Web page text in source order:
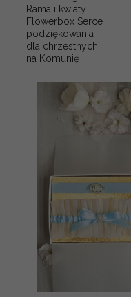
Rama i kwiaty ,
Flowerbox Serce
podziękowania
dla chrzestnych
na Komunię